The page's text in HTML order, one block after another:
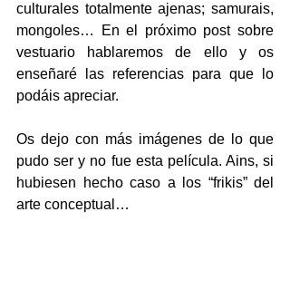
culturales totalmente ajenas; samurais,
mongoles… En el próximo post sobre
vestuario hablaremos de ello y os
enseñaré las referencias para que lo
podáis apreciar.
Os dejo con más imágenes de lo que
pudo ser y no fue esta película. Ains, si
hubiesen hecho caso a los “frikis” del
arte conceptual…